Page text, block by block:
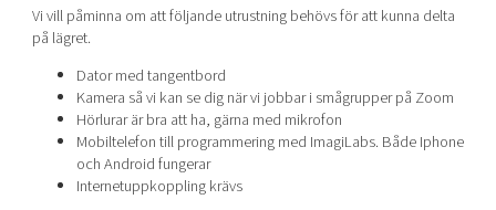
Cybersecurity
Internet of Things
Manufacturing industries
Global talent
Visual technologies
Shaping cities and regions
Upgrade your skills & master new ones
Tech startups
Upscaling
About
Our story, mission & vision
Our community of companies
40 years anniversary
Vi vill påminna om att följande utrustning behövs för att kunna delta
på lägret.
Dator med tangentbord
Kamera så vi kan se dig när vi jobbar i smågrupper på Zoom
Hörlurar är bra att ha, gärna med mikrofon
Mobiltelefon till programmering med ImagiLabs. Både Iphone
och Android fungerar
Internetuppkoppling krävs